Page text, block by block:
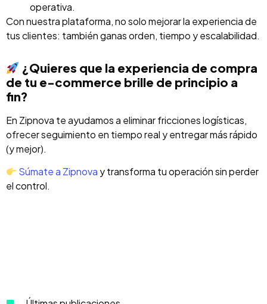
operativa.
Con nuestra plataforma, no solo mejorar la experiencia de
tus clientes: también ganas orden, tiempo y escalabilidad.
¿Quieres que la experiencia de compra
de tu e-commerce brille de principio a
fin?
En Zipnova te ayudamos a eliminar fricciones logísticas,
ofrecer seguimiento en tiempo real y entregar más rápido
(y mejor).
Súmate a Zipnova y transforma tu operación sin perder
el control.